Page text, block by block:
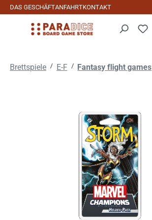
Zum Hauptinhalt springen
DAS GESCHÄFTANFAHRTKONTAKT
Brettspiele / E-F / Fantasy flight games
Bildergalerie überspringen